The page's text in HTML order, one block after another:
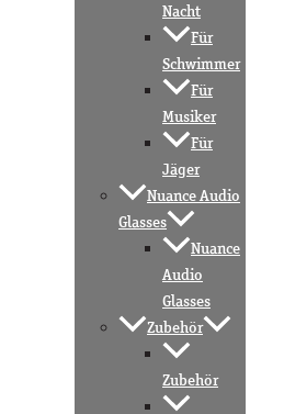
Nacht
Für
Schwimmer
Für
Musiker
Für
Jäger
Nuance Audio
Glasses
Nuance
Audio
Glasses
Zubehör
Zubehör